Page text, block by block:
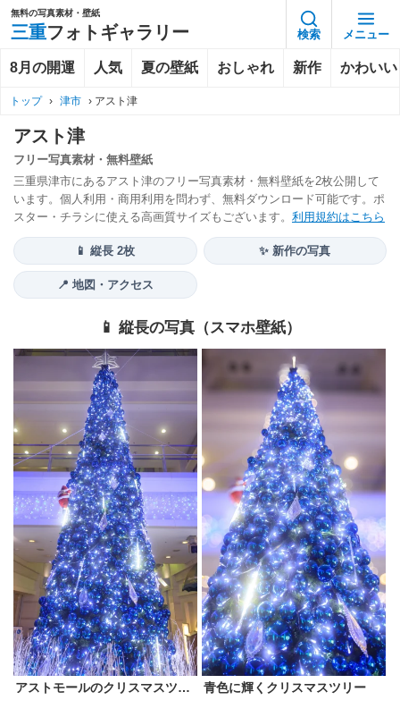
無料の写真素材・壁紙
三重フォトギャラリー 検索 メニュー
8月の開運 人気 夏の壁紙 おしゃれ 新作 かわいい
トップ › 津市 › アスト津
アスト津
フリー写真素材・無料壁紙
三重県津市にあるアスト津のフリー写真素材・無料壁紙を2枚公開して
います。個人利用・商用利用を問わず、無料ダウンロード可能です。ポ
スター・チラシに使える高画質サイズもございます。 利用規約はこちら
📱 縦長 2枚 ✨ 新作の写真
📍 地図・アクセス
📱 縦長の写真（スマホ壁紙）
アストモールのクリスマスツリー 青色に輝くクリスマスツリー